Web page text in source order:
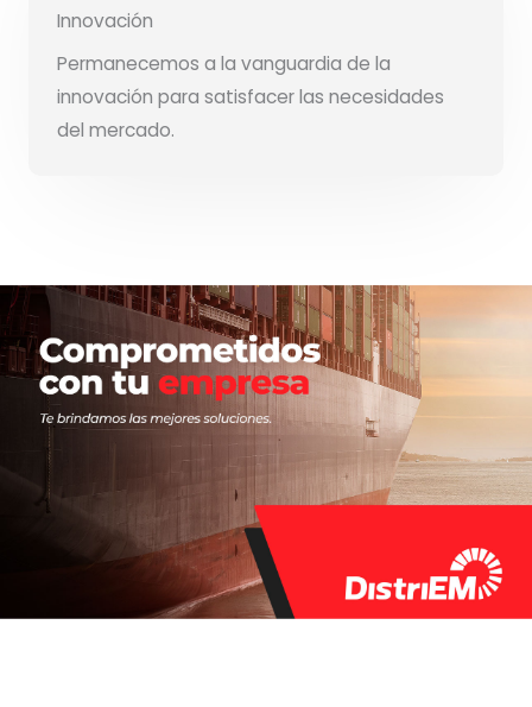
Innovación
Permanecemos a la vanguardia de la
innovación para satisfacer las necesidades
del mercado.